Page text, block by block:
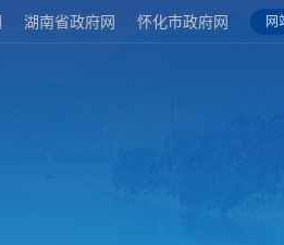
湖南省政府网 怀化市政府网 网